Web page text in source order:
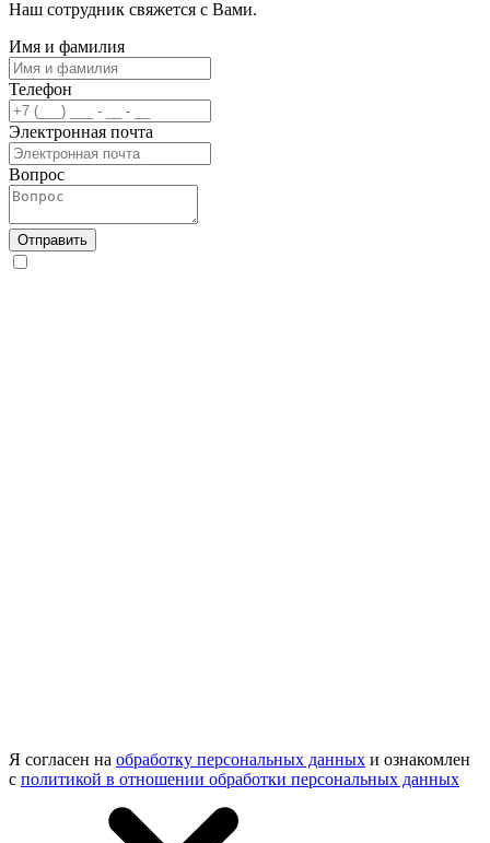
Наш сотрудник свяжется с Вами.
Имя и фамилия
Телефон
Электронная почта
Вопрос
Отправить
Я согласен на обработку персональных данных и ознакомлен
с политикой в отношении обработки персональных данных